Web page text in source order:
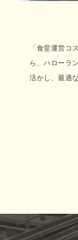
「食堂運営
ら、ハローラ
活かし、最適